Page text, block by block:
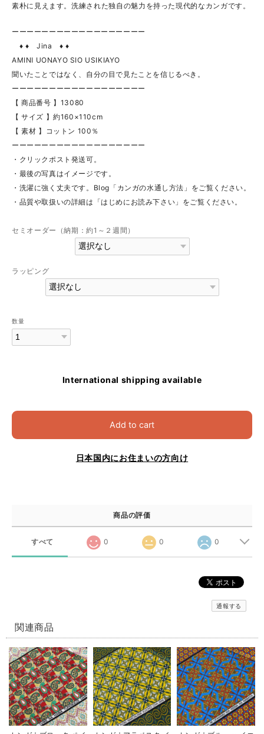
素朴に見えます。洗練された独自の魅力を持った現代的なカンガです。
ーーーーーーーーーーーーーーーーーー
♦ ♦ Jina ♦ ♦
AMINI UONAYO SIO USIKIAYO
聞いたことではなく、自分の目で見たことを信じるべき。
ーーーーーーーーーーーーーーーーーー
【 商品番号 】13080
【 サイズ 】約160×110cm
【 素材 】コットン 100％
ーーーーーーーーーーーーーーーーーー
・クリックポスト発送可。
・最後の写真はイメージです。
・洗濯に強く丈夫です。Blog「カンガの水通し方法」をご覧ください。
・品質や取扱いの詳細は「はじめにお読み下さい」をご覧ください。
セミオーダー（納期：約1～２週間）
ラッピング
数量
International shipping available
Add to cart
日本国内にお住まいの方向け
商品の評価
すべて 0 0 0
通報する
関連商品